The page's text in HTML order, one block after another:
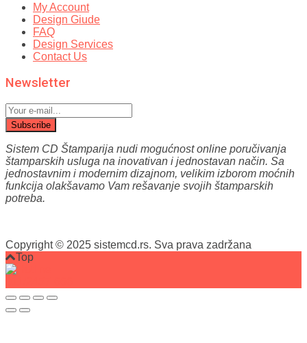
My Account
Design Giude
FAQ
Design Services
Contact Us
Newsletter
Subscribe
Sistem CD Štamparija nudi mogućnost online poručivanja
štamparskih usluga na inovativan i jednostavan način. Sa
jednostavnim i modernim dizajnom, velikim izborom moćnih
funkcija olakšavamo Vam rešavanje svojih štamparskih
potreba.
Copyright © 2025 sistemcd.rs. Sva prava zadržana
Top